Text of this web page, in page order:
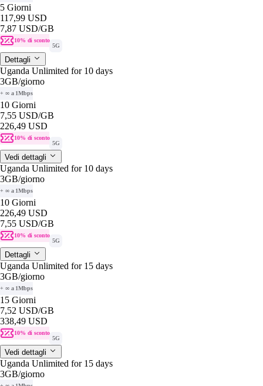
5 Giorni
117,99 USD
7,87 USD/GB
10% di sconto
5G
Dettagli
Uganda Unlimited for 10 days
3GB/giorno
+ ∞ a 1Mbps
10 Giorni
7,55 USD/GB
226,49 USD
10% di sconto
5G
Vedi dettagli
Uganda Unlimited for 10 days
3GB/giorno
+ ∞ a 1Mbps
10 Giorni
226,49 USD
7,55 USD/GB
10% di sconto
5G
Dettagli
Uganda Unlimited for 15 days
3GB/giorno
+ ∞ a 1Mbps
15 Giorni
7,52 USD/GB
338,49 USD
10% di sconto
5G
Vedi dettagli
Uganda Unlimited for 15 days
3GB/giorno